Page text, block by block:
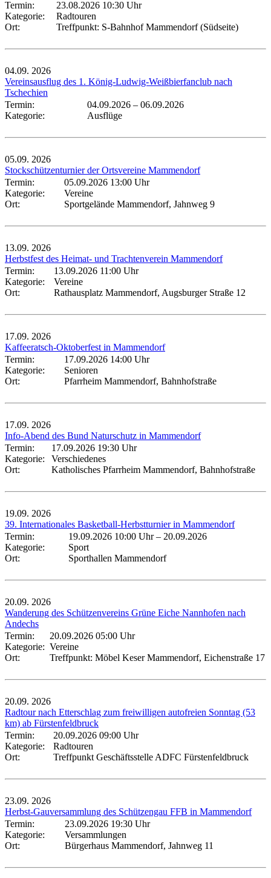
Termin:
23.08.2026 10:30 Uhr
Kategorie:
Radtouren
Ort:
Treffpunkt: S-Bahnhof Mammendorf (Südseite)
04.09. 2026
Vereinsausflug des 1. König-Ludwig-Weißbierfanclub nach
Tschechien
Termin:
04.09.2026 – 06.09.2026
Kategorie:
Ausflüge
05.09. 2026
Stockschützenturnier der Ortsvereine Mammendorf
Termin:
05.09.2026 13:00 Uhr
Kategorie:
Vereine
Ort:
Sportgelände Mammendorf, Jahnweg 9
13.09. 2026
Herbstfest des Heimat- und Trachtenverein Mammendorf
Termin:
13.09.2026 11:00 Uhr
Kategorie:
Vereine
Ort:
Rathausplatz Mammendorf, Augsburger Straße 12
17.09. 2026
Kaffeeratsch-Oktoberfest in Mammendorf
Termin:
17.09.2026 14:00 Uhr
Kategorie:
Senioren
Ort:
Pfarrheim Mammendorf, Bahnhofstraße
17.09. 2026
Info-Abend des Bund Naturschutz in Mammendorf
Termin:
17.09.2026 19:30 Uhr
Kategorie:
Verschiedenes
Ort:
Katholisches Pfarrheim Mammendorf, Bahnhofstraße
19.09. 2026
39. Internationales Basketball-Herbstturnier in Mammendorf
Termin:
19.09.2026 10:00 Uhr– 20.09.2026
Kategorie:
Sport
Ort:
Sporthallen Mammendorf
20.09. 2026
Wanderung des Schützenvereins Grüne Eiche Nannhofen nach
Andechs
Termin:
20.09.2026 05:00 Uhr
Kategorie: Vereine
Ort:
Treffpunkt: Möbel Keser Mammendorf, Eichenstraße 17
20.09. 2026
Radtour nach Etterschlag zum freiwilligen autofreien Sonntag (53
km) ab Fürstenfeldbruck
Termin:
20.09.2026 09:00 Uhr
Kategorie:
Radtouren
Ort:
Treffpunkt Geschäftsstelle ADFC Fürstenfeldbruck
23.09. 2026
Herbst-Gauversammlung des Schützengau FFB in Mammendorf
Termin:
23.09.2026 19:30 Uhr
Kategorie:
Versammlungen
Ort:
Bürgerhaus Mammendorf, Jahnweg 11